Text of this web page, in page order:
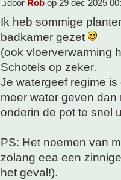
door Rob op 29 dec 2025
Ik heb sommige
badkamer gezet
(ook vloerverwarming
Schotels op zeker.
Je watergeef regime
meer water geven
onderin de pot te snel
PS: Het noemen van
zolang eea een
het geval!).